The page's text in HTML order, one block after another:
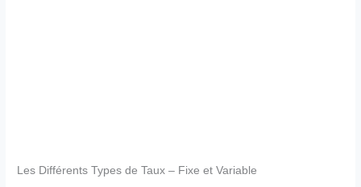
Les Différents Types de Taux – Fixe et Variable